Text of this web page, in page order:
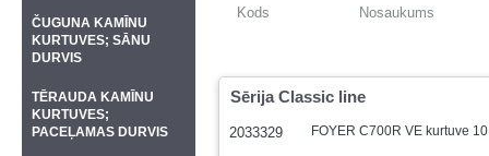
Kods Nosaukums
Sērija Classic line
2033329 FOYER C700R VE kurtuve
ČUGUNA KAMĪNU
KURTUVES; SĀNU
DURVIS
TĒRAUDA KAMĪNU
KURTUVES;
PACEĻAMAS DURVIS